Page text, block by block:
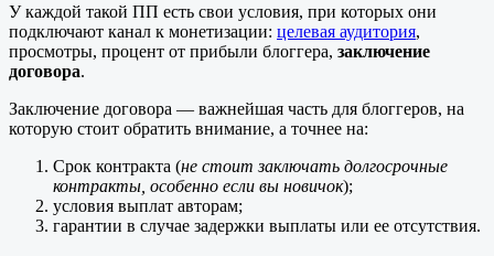
У каждой такой ПП есть свои условия, при которых они
подключают канал к монетизации: целевая аудитория,
просмотры, процент от прибыли блоггера, заключение
договора.
Заключение договора — важнейшая часть для блоггеров, на
которую стоит обратить внимание, а точнее на:
Срок контракта (не стоит заключать долгосрочные
контракты, особенно если вы новичок);
условия выплат авторам;
гарантии в случае задержки выплаты или ее отсутствия.